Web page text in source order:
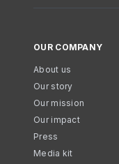
OUR COMPANY
About us
Our story
Our mission
Our impact
Press
Media kit